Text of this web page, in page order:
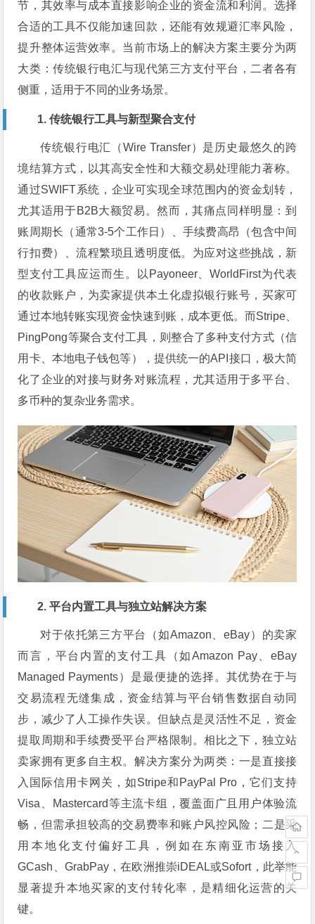
节，其效率与成本直接影响企业的资金流和利润。选择
合适的工具不仅能加速回款，还能有效规避汇率风险，
提升整体运营效率。当前市场上的解决方案主要分为两
大类：传统银行电汇与现代第三方支付平台，二者各有
侧重，适用于不同的业务场景。
1. 传统银行工具与新型聚合支付
传统银行电汇（Wire Transfer）是历史最悠久的跨
境结算方式，以其高安全性和大额交易处理能力著称。
通过SWIFT系统，企业可实现全球范围内的资金划转，
尤其适用于B2B大额贸易。然而，其痛点同样明显：到
账周期长（通常3-5个工作日）、手续费高昂（包含中间
行扣费）、流程繁琐且透明度低。为应对这些挑战，新
型支付工具应运而生。以Payoneer、WorldFirst为代表
的收款账户，为卖家提供本土化虚拟银行账号，买家可
通过本地转账实现资金快速到账，成本更低。而Stripe、
PingPong等聚合支付工具，则整合了多种支付方式（信
用卡、本地电子钱包等），提供统一的API接口，极大简
化了企业的对接与财务对账流程，尤其适用于多平台、
多币种的复杂业务需求。
2. 平台内置工具与独立站解决方案
对于依托第三方平台（如Amazon、eBay）的卖家
而言，平台内置的支付工具（如Amazon Pay、eBay
Managed Payments）是最便捷的选择。其优势在于与
交易流程无缝集成，资金结算与平台销售数据自动同
步，减少了人工操作失误。但缺点是灵活性不足，资金
提取周期和手续费受平台严格限制。相比之下，独立站
卖家拥有更多自主权。解决方案分为两类：一是直接接
入国际信用卡网关，如Stripe和PayPal Pro，它们支持
Visa、Mastercard等主流卡组，覆盖面广且用户体验流
畅，但需承担较高的交易费率和账户风控风险；二是采
用本地化支付偏好工具，例如在东南亚市场接入
GCash、GrabPay，在欧洲推崇iDEAL或Sofort，此举能
显著提升本地买家的支付转化率，是精细化运营的关
键。